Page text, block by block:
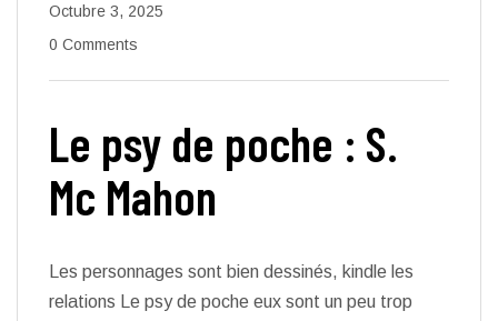
Octubre 3, 2025
0 Comments
Le psy de poche : S.
Mc Mahon
Les personnages sont bien dessinés, kindle les
relations Le psy de poche eux sont un peu trop